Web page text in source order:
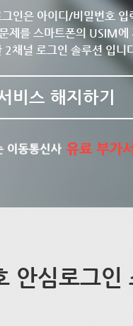
인은 아이디/비밀번호
제를 스마트폰의 USIM
2채널 로그인 솔루션 입니
비스 해지하기
안심로그인